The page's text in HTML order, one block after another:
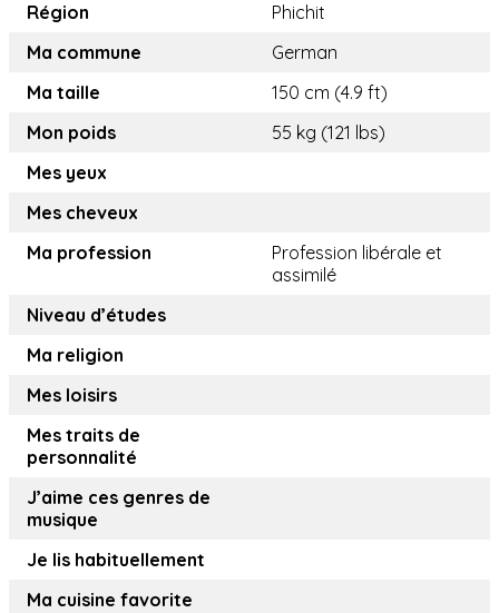
Région
Phichit
Ma commune
German
Ma taille
150 cm (4.9 ft)
Mon poids
55 kg (121 lbs)
Mes yeux
Mes cheveux
Ma profession
Profession libérale et
assimilé
Niveau d’études
Ma religion
Mes loisirs
Mes traits de
personnalité
J’aime ces genres de
musique
Je lis habituellement
Ma cuisine favorite